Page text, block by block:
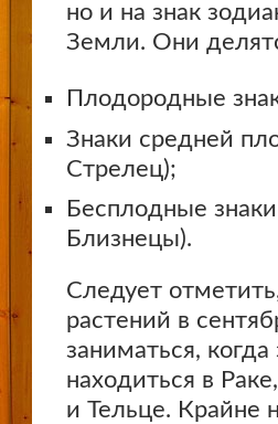
но и на знак
Земли. Они
Плодородные
Знаки средней
Стрелец);
Бесплодные
Близнецы).
Следует
растений в
заниматься,
находиться в
и Тельце. Крайне